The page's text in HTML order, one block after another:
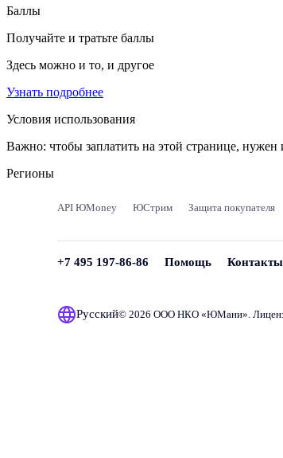
Баллы
Получайте и тратьте баллы
Здесь можно и то, и другое
Узнать подробнее
Условия использования
Важно: чтобы заплатить на этой странице,
Регионы
API ЮMoney ЮСтрим Защита покупателя
+7 495 197-86-86 Помощь Контакты
Русский© 2026 ООО НКО «ЮМани».